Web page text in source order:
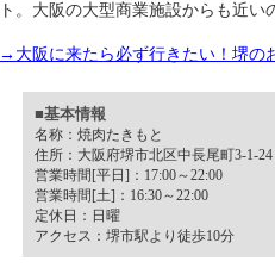
ト。大阪の大型商業施設からも近
→大阪に来たら必ず行きたい！堺の
■基本情報
名称：焼肉たきもと
住所：大阪府堺市北区中長尾町3-1-24
営業時間[平日]：17:00～22:00
営業時間[土]：16:30～22:00
定休日：日曜
アクセス：堺市駅より徒歩10分